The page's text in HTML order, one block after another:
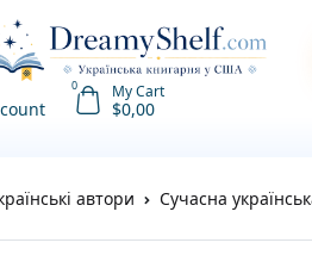
0 My Cart
$0,00
автори Сучасна